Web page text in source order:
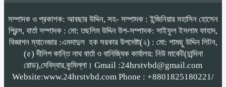
সম্পাদক ও প্রকাশক: আবছার উদ্দিন, সহ- সম্পাদক : ইন্জিনিয়ার মহাসিন হোসেন
প্রিন্স, বার্তা সম্পাদক : মো: তছলিম উদ্দিন উপ-সম্পাদক: সাইফুল ইসলাম ফাহাদ,
বিজ্ঞাপন ম্যানেজার :এমদাদুল হক সরকার উপদেষ্টা(২) : মো: শামছু উদ্দিন লিটন,
(৫) দীলিপ কান্তি নাথ বার্তা ও বানিজ্যিক কার্যালয়: নিউ মার্কেট(চান্দিনা
রোড),দেবিদ্বার,কুমিল্লা। Gmail :24hrstvbd@gmail.com
Website:www.24hrstvbd.com Phone : +8801825180221/